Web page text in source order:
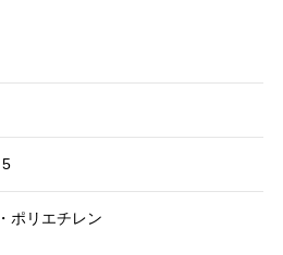
ポリエチレン